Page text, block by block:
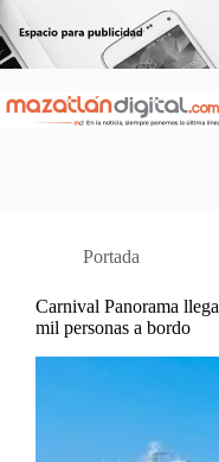
Saltar
al
contenido
Portada
Carnival Panorama
mil personas a bordo